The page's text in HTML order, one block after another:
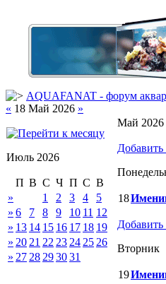
AQUAFANAT - форум
« 18 Май 2026 »
Июль 2026
П В С Ч П С В
»
1 2 3 4
5
» 6 7 8 9 10 11 12
» 13 14 15 16 17 18 19
» 20 21 22 23 24 25 26
» 27 28 293031
Май 2026
18
Вторник
19